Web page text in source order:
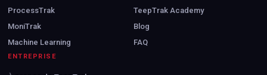
ProcessTrak
MoniTrak
Machine Learning
TeepTrak Academy
Blog
FAQ
ENTREPRISE